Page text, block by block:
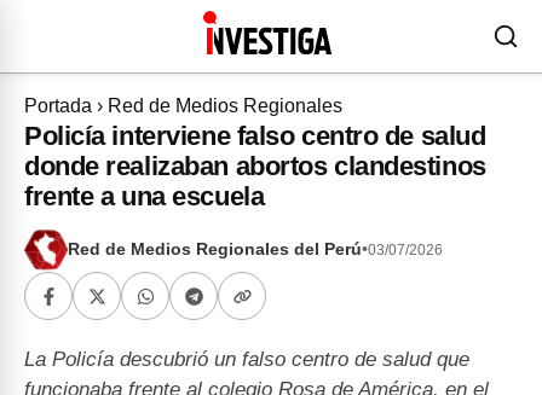
Portada › Red de Medios Regionales
Policía interviene falso centro de salud
donde realizaban abortos clandestinos
frente a una escuela
Red de Medios Regionales del Perú•03/07/2026
La Policía descubrió un falso centro de salud que
funcionaba frente al colegio Rosa de América, en el